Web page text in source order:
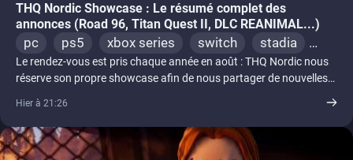
THQ Nordic Showcase : Le résumé complet des
annonces (Road 96, Titan Quest II, DLC REANIMAL...)
pc ps5 xbox series switch
stadia
ps4
xbox one switch 2
Le rendez-vous est pris chaque année en août : THQ Nordic nous
réserve son propre showcase afin de nous partager de nouvelles
Hier à 21:26